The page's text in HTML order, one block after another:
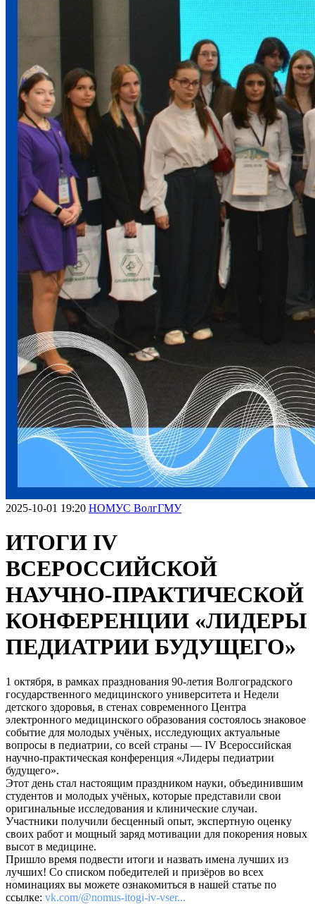
2025-10-01 19:20 НОМУС ВолгГМУ
ИТОГИ IV
ВСЕРОССИЙСКОЙ
НАУЧНО-ПРАКТИЧЕСКОЙ
КОНФЕРЕНЦИИ «ЛИДЕРЫ
ПЕДИАТРИИ БУДУЩЕГО»
1 октября, в рамках празднования 90-летия Волгоградского
государственного медицинского университета и Недели
детского здоровья, в стенах современного Центра
электронного медицинского образования состоялось знаковое
событие для молодых учёных, исследующих актуальные
вопросы в педиатрии, со всей страны — IV Всероссийская
научно-практическая конференция «Лидеры педиатрии
будущего».
Этот день стал настоящим праздником науки, объединившим
студентов и молодых учёных, которые представили свои
оригинальные исследования и клинические случаи.
Участники получили бесценный опыт, экспертную оценку
своих работ и мощный заряд мотивации для покорения новых
высот в медицине.
Пришло время подвести итоги и назвать имена лучших из
лучших! Со списком победителей и призёров во всех
номинациях вы можете ознакомиться в нашей статье по
ссылке: vk.com/@nomus-itogi-iv-vser...